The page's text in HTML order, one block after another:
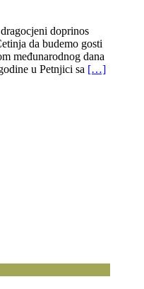
doprinos
da budemo gosti
međunarodnog dana
u Petnjici sa […]